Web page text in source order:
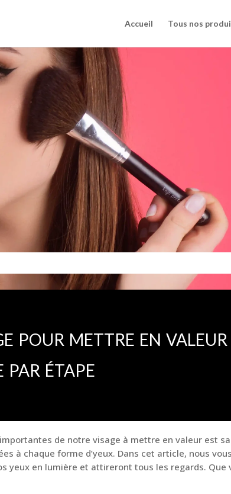
Accueil Tous nos
pour mettre en
étape
de notre visage à mettre en valeur est
à chaque forme d’yeux. Dans cet article, nous
yeux en lumière et attireront tous les regards. Que